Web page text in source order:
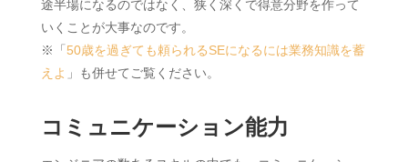
途半場になるのではなく、狭く深くで得意分野を作って
いくことが大事なのです。
※「 50歳を過ぎても頼られるSEになるには業務知識を蓄
えよ 」も併せてご覧ください。
コミュニケーション能力